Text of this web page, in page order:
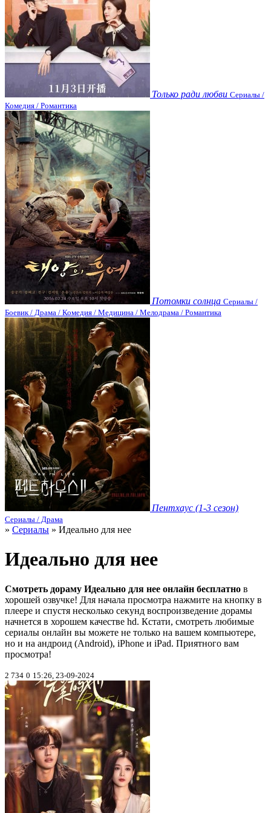
Только ради любви Сериалы /
Комедия / Романтика
Потомки солнца Сериалы /
Боевик / Драма / Комедия / Медицина / Мелодрама / Романтика
Пентхаус (1-3 сезон)
Сериалы / Драма
» Сериалы » Идеально для нее
Идеально для нее
Смотреть дораму Идеально для нее онлайн бесплатно в
хорошей озвучке! Для начала просмотра нажмите на кнопку в
плеере и спустя несколько секунд воспроизведение дорамы
начнется в хорошем качестве hd. Кстати, смотреть любимые
сериалы онлайн вы можете не только на вашем компьютере,
но и на андроид (Android), iPhone и iPad. Приятного вам
просмотра!
2 734 0 15:26, 23-09-2024